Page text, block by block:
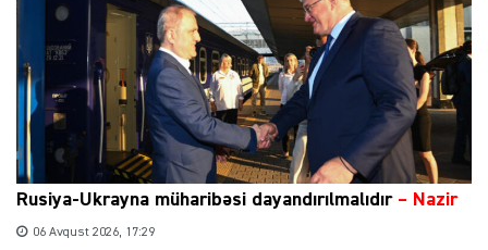
Rusiya-Ukrayna müharibəsi dayandırılmalıdır– Nazir
06 Avqust 2026, 17:29